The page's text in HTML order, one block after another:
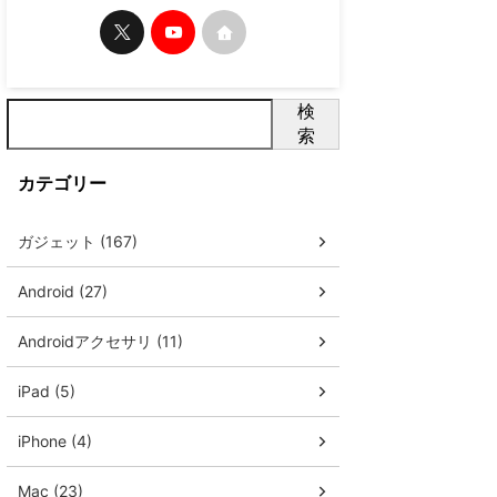
検
索
カテゴリー
ガジェット (167)
Android (27)
Androidアクセサリ (11)
iPad (5)
iPhone (4)
Mac (23)